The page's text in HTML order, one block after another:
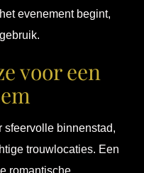
evenement begint,
voor een
sfeervolle binnenstad,
trouwlocaties. Een